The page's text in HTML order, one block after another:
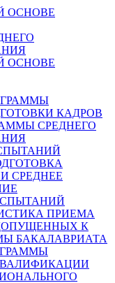
ОСНОВЕ
ОСНОВЕ
КАДРОВ
СРЕДНЕГО
СРЕДНЕЕ
ПРИЕМА
К
БАКАЛАВРИАТА